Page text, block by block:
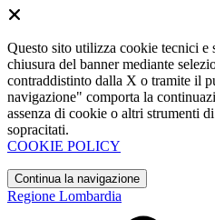
Questo sito utilizza cookie tecnici e
chiusura del banner mediante
contraddistinto dalla X o tramite il
navigazione" comporta la
assenza di cookie o altri strumenti
sopracitati.
COOKIE POLICY
Continua la navigazione
Regione Lombardia